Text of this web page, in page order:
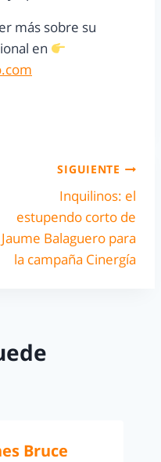
más sobre su
en
SIGUIENTE
Inquilinos: el
estupendo corto de
Jaume Balaguero para
la campaña Cinergía
Bruce